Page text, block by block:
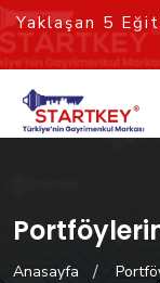
Yaklaşan 5
Anasayfa